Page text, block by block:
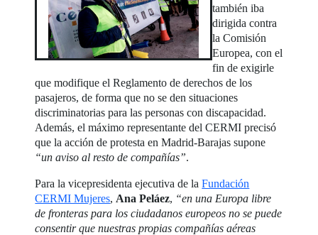
también iba
dirigida contra
la Comisión
Europea, con el
fin de exigirle
que modifique el Reglamento de derechos de los
pasajeros, de forma que no se den situaciones
discriminatorias para las personas con discapacidad.
Además, el máximo representante del CERMI precisó
que la acción de protesta en Madrid-Barajas supone
“un aviso al resto de compañías”.
Para la vicepresidenta ejecutiva de laFundación
CERMI Mujeres, Ana Peláez, “en una Europa libre
de fronteras para los ciudadanos europeos no se puede
consentir que nuestras propias compañías aéreas